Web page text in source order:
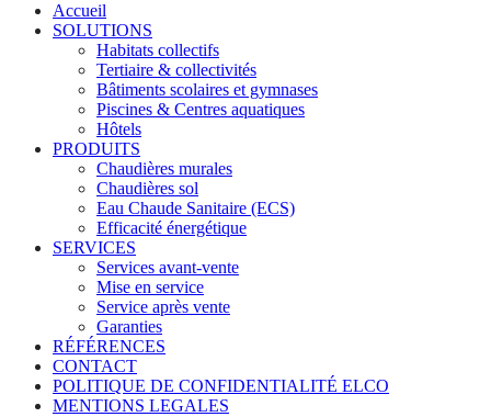
Accueil
SOLUTIONS
Habitats collectifs
Tertiaire & collectivités
Bâtiments scolaires et gymnases
Piscines & Centres aquatiques
Hôtels
PRODUITS
Chaudières murales
Chaudières sol
Eau Chaude Sanitaire (ECS)
Efficacité énergétique
SERVICES
Services avant-vente
Mise en service
Service après vente
Garanties
RÉFÉRENCES
CONTACT
POLITIQUE DE CONFIDENTIALITÉ ELCO
MENTIONS LEGALES